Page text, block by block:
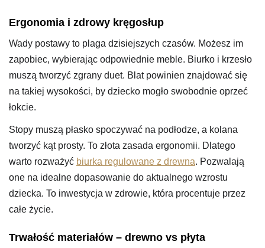
Ergonomia i zdrowy kręgosłup
Wady postawy to plaga dzisiejszych czasów. Możesz im
zapobiec, wybierając odpowiednie meble. Biurko i krzesło
muszą tworzyć zgrany duet. Blat powinien znajdować się
na takiej wysokości, by dziecko mogło swobodnie oprzeć
łokcie.
Stopy muszą płasko spoczywać na podłodze, a kolana
tworzyć kąt prosty. To złota zasada ergonomii. Dlatego
warto rozważyć biurka regulowane z drewna. Pozwalają
one na idealne dopasowanie do aktualnego wzrostu
dziecka. To inwestycja w zdrowie, która procentuje przez
całe życie.
Trwałość materiałów – drewno vs płyta